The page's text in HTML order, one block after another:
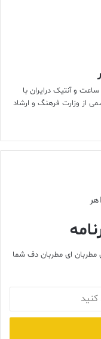
به صورت نيترات حل
مي‌گردد. اين پودر
شسته و بر روی کاغذ
شود و فلز براق گردد
است.
مقدار تقريبي طلا در کل
و آنتیک درایران با
از وزارت فرهنگ و ارشاد
ای مطربان دف شما